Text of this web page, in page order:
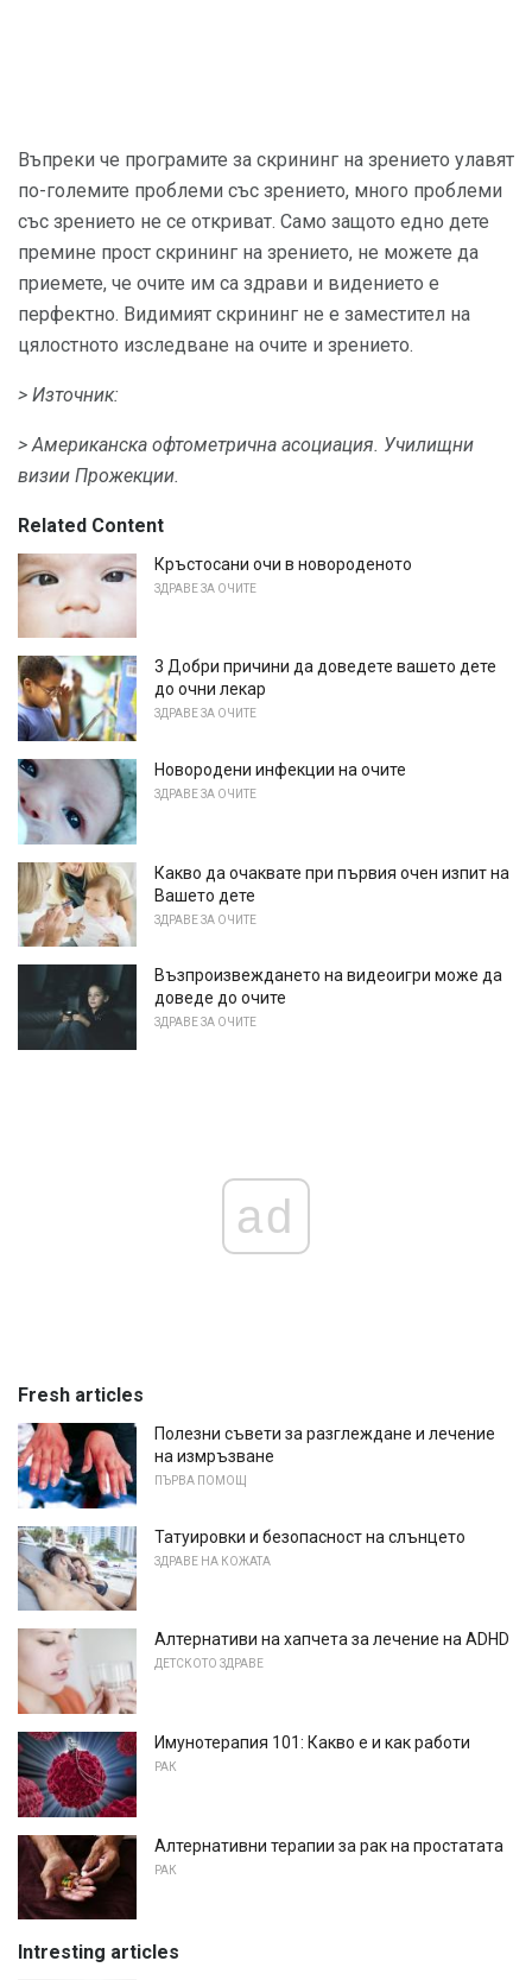
Въпреки че програмите за скрининг на зрението улавят
по-големите проблеми със зрението, много проблеми
със зрението не се откриват. Само защото едно дете
премине прост скрининг на зрението, не можете да
приемете, че очите им са здрави и видението е
перфектно. Видимият скрининг не е заместител на
цялостното изследване на очите и зрението.
> Източник:
> Американска офтометрична асоциация. Училищни
визии Прожекции.
Related Content
Кръстосани очи в новороденото
ЗДРАВЕ ЗА ОЧИТЕ
3 Добри причини да доведете вашето дете
до очни лекар
ЗДРАВЕ ЗА ОЧИТЕ
Новородени инфекции на очите
ЗДРАВЕ ЗА ОЧИТЕ
Какво да очаквате при първия очен изпит на
Вашето дете
ЗДРАВЕ ЗА ОЧИТЕ
Възпроизвеждането на видеоигри може да
доведе до очите
ЗДРАВЕ ЗА ОЧИТЕ
ad
Fresh articles
Полезни съвети за разглеждане и лечение
на измръзване
ПЪРВА ПОМОЩ
Татуировки и безопасност на слънцето
ЗДРАВЕ НА КОЖАТА
Алтернативи на хапчета за лечение на ADHD
ДЕТСКОТО ЗДРАВЕ
Имунотерапия 101: Какво е и как работи
РАК
Алтернативни терапии за рак на простатата
РАК
Intresting articles